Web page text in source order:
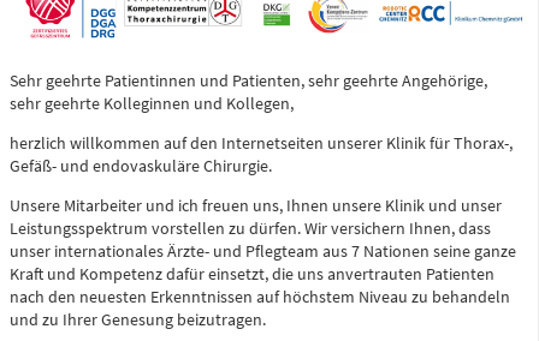
Für Erwachsene:
0371 - 333 12600
Für Kinder:
0371 - 333 12200
(Haus 8)
Zentrale Notaufnahme
(0 bis 24 Uhr)
Sehr geehrte Patientinnen und Patienten, sehr geehrte Angehörige,
sehr geehrte Kolleginnen und Kollegen,
herzlich willkommen auf den Internetseiten unserer Klinik für Thorax-,
Gefäß- und endovaskuläre Chirurgie.
Unsere Mitarbeiter und ich freuen uns, Ihnen unsere Klinik und unser
Leistungsspektrum vorstellen zu dürfen. Wir versichern Ihnen, dass
unser internationales Ärzte- und Pflegteam aus 7 Nationen seine ganze
Kraft und Kompetenz dafür einsetzt, die uns anvertrauten Patienten
nach den neuesten Erkenntnissen auf höchstem Niveau zu behandeln
und zu Ihrer Genesung beizutragen.